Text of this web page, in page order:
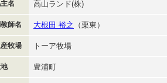
名 高山ランド(株)
師名 大根田 裕之 （栗東）
牧場 トーア牧場
豊浦町